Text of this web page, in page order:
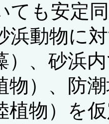
ても安定
浜動物に
）、砂浜
物）、防
植物）を